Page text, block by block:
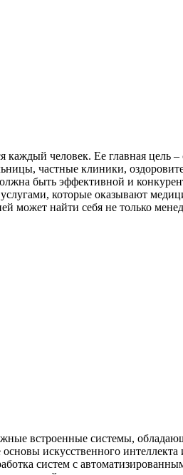
каждый человек. Ее главная цель
частные клиники,
быть эффективной и
которые оказывают
может найти себя не только
встроенные системы,
искусственного
систем с